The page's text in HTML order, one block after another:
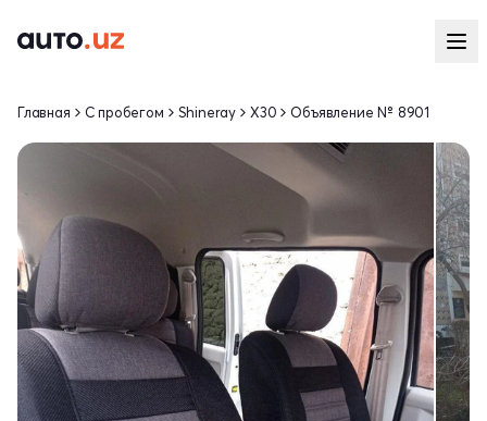
Главная С пробегом Shineray X30 Объявление № 8901